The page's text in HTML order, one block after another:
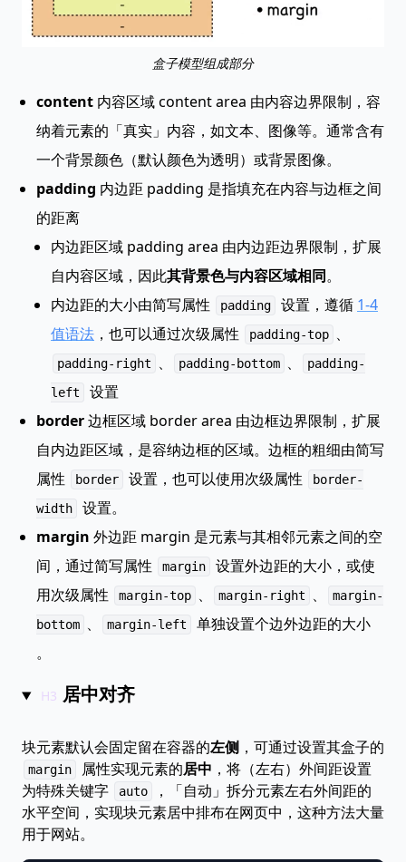
盒子模型组成部分
content 内容区域 content area 由内容边界限制，容
纳着元素的「真实」内容，如文本、图像等。通常含有
一个背景颜色（默认颜色为透明）或背景图像。
padding 内边距 padding 是指填充在内容与边框之间
的距离
内边距区域 padding area 由内边距边界限制，扩展
自内容区域，因此其背景色与内容区域相同。
内边距的大小由简写属性
padding 设置，遵循 1-4
值语法 ，也可以通过次级属性 padding-top 、
padding-right 、 padding-bottom 、
padding-
left
设置
border边框区域 border area 由边框边界限制，扩展
自内边距区域，是容纳边框的区域。边框的粗细由简写
属性
border 设置，也可以使用次级属性
border-
width
设置。
margin 外边距 margin 是元素与其相邻元素之间的空
间，通过简写属性
margin
设置外边距的大小，或使
用次级属性
margin-top 、 margin-right 、
margin-
bottom 、 margin-left
单独设置个边外边距的大小
。
居中对齐
块元素默认会固定留在容器的左侧 ，可通过设置其盒子的
margin 属性实现元素的居中 ，将（左右）外间距设置
为特殊关键字
auto
，「自动」拆分元素左右外间距的
水平空间，实现块元素居中排布在网页中，这种方法大量
用于网站。